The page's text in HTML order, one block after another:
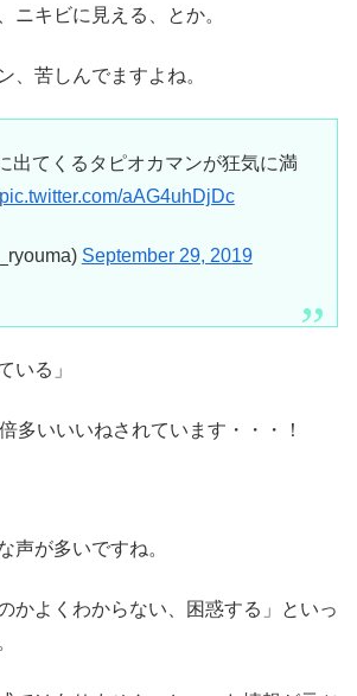
ニキビに見える、とか。
、苦しんでますよね。
出てくるタピオカマンが狂気に満
pic.twitter.com/aAG4uhDjDc
September 29, 2019
いる」
多いいいねされています・・・！
声が多いですね。
かよくわからない、困惑する」といっ